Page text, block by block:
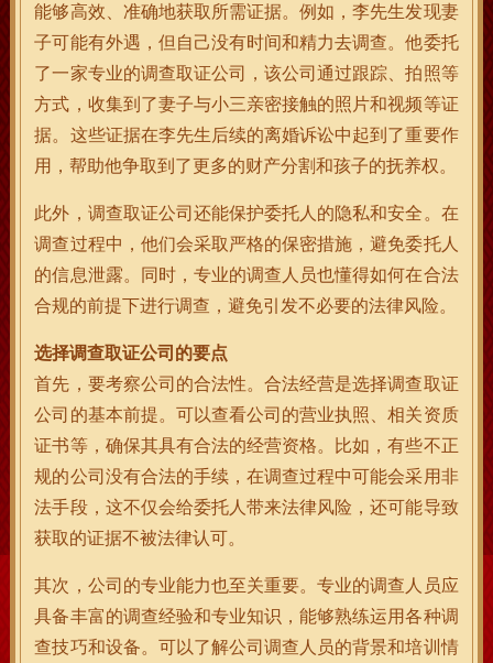
能够高效、准确地获取所需证据。例如，李先生发现妻
子可能有外遇，但自己没有时间和精力去调查。他委托
了一家专业的调查取证公司，该公司通过跟踪、拍照等
方式，收集到了妻子与小三亲密接触的照片和视频等证
据。这些证据在李先生后续的离婚诉讼中起到了重要作
用，帮助他争取到了更多的财产分割和孩子的抚养权。
此外，调查取证公司还能保护委托人的隐私和安全。在
调查过程中，他们会采取严格的保密措施，避免委托人
的信息泄露。同时，专业的调查人员也懂得如何在合法
合规的前提下进行调查，避免引发不必要的法律风险。
选择调查取证公司的要点
首先，要考察公司的合法性。合法经营是选择调查取证
公司的基本前提。可以查看公司的营业执照、相关资质
证书等，确保其具有合法的经营资格。比如，有些不正
规的公司没有合法的手续，在调查过程中可能会采用非
法手段，这不仅会给委托人带来法律风险，还可能导致
获取的证据不被法律认可。
其次，公司的专业能力也至关重要。专业的调查人员应
具备丰富的调查经验和专业知识，能够熟练运用各种调
查技巧和设备。可以了解公司调查人员的背景和培训情